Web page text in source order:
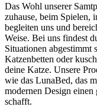
Das Wohl unserer
zuhause, beim Spielen,
begleiten uns und
Weise. Bei uns findest
Situationen abgestimmt
Katzenbetten oder
deine Katze. Unsere
wie das LunaBed, das
modernen Design
schafft.